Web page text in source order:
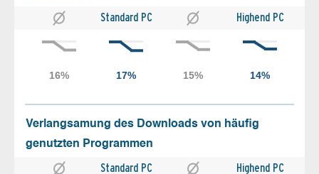
Standard PC Highend PC
Verlangsamung des Downloads von häufig
genutzten Programmen
Standard PC Highend PC